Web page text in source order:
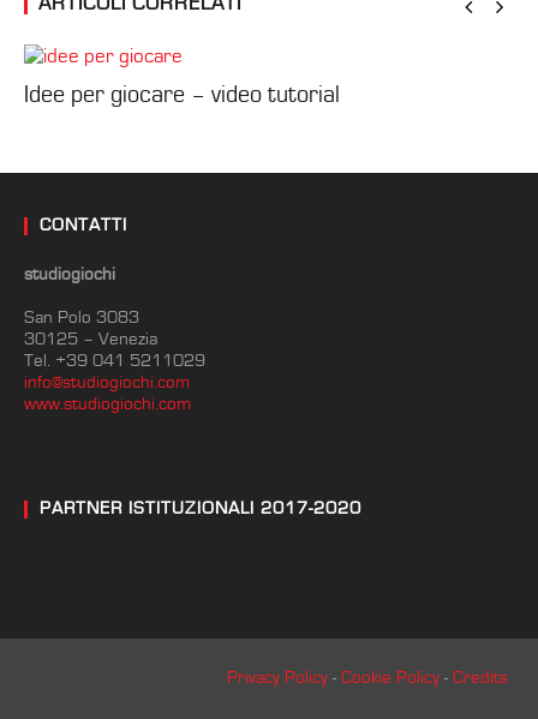
Idee per giocare – video tutorial
CONTATTI
studiogiochi
San Polo 3083
30125 – Venezia
Tel. +39 041 5211029
info@studiogiochi.com
www.studiogiochi.com
PARTNER ISTITUZIONALI 2017-2020
Privacy Policy - Cookie Policy - Credits